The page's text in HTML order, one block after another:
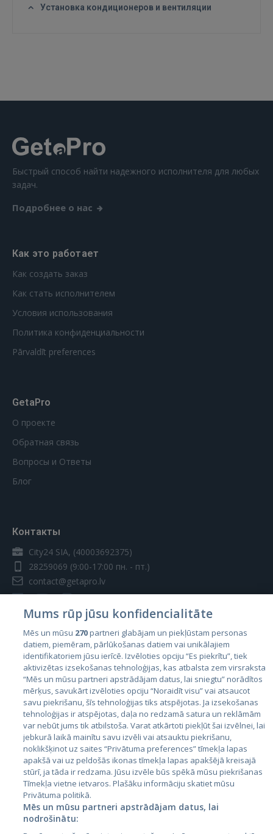
 Sign in with Apple
Ещё не зарегистрированы?
Установка кондиционеров и вентиляции
Быстрый способ найти надежного исполнителя для любых
задач.
Подробнее о нас
Как это работает
Как создать заказ
Как стать исполнителем
Условия использования
Политика конфиденциальности
Pārvaldīt preferences
GetaPro
О проекте
Обратная связь
Вопросы и Ответы
Блог
Контакты
City24 SIA, (40003692375)
28259069 (9:00-17:00 пн. - пт.)
contact@getapro.lv
Страны
Эстония
Латвия
Литва
City24.lv
Mums rūp jūsu konfidencialitāte
Mēs un mūsu 270partneri glabājam un piekļūstam personas
datiem, piemēram, pārlūkošanas datiem vai unikālajiem
identifikatoriem jūsu ierīcē. Izvēloties opciju “Es piekrītu”, tiek
aktivizētas izsekošanas tehnoloģijas, kas atbalsta zem virsraksta
“Mēs un mūsu partneri apstrādājam datus, lai sniegtu” norādītos
mērķus, savukārt izvēloties opciju “Noraidīt visu” vai atsaucot
savu piekrišanu, šīs tehnoloģijas tiks atspējotas. Ja izsekošanas
tehnoloģijas ir atspējotas, daļa no redzamā satura un reklāmām
var nebūt jums tik atbilstoša. Varat atkārtoti piekļūt šai izvēlnei, lai
jebkurā laikā mainītu savu izvēli vai atsauktu piekrišanu,
noklikšķinot uz saites “Privātuma preferences” tīmekļa lapas
apakšā vai uz peldošās ikonas tīmekļa lapas apakšējā kreisajā
stūrī, ja tāda ir redzama. Jūsu izvēle būs spēkā mūsu piekrišanas
Tīmekļa vietne ietvaros. Plašāku informāciju skatiet mūsu
Privātuma politikā.
Mēs un mūsu partneri apstrādājam datus, lai
nodrošinātu: